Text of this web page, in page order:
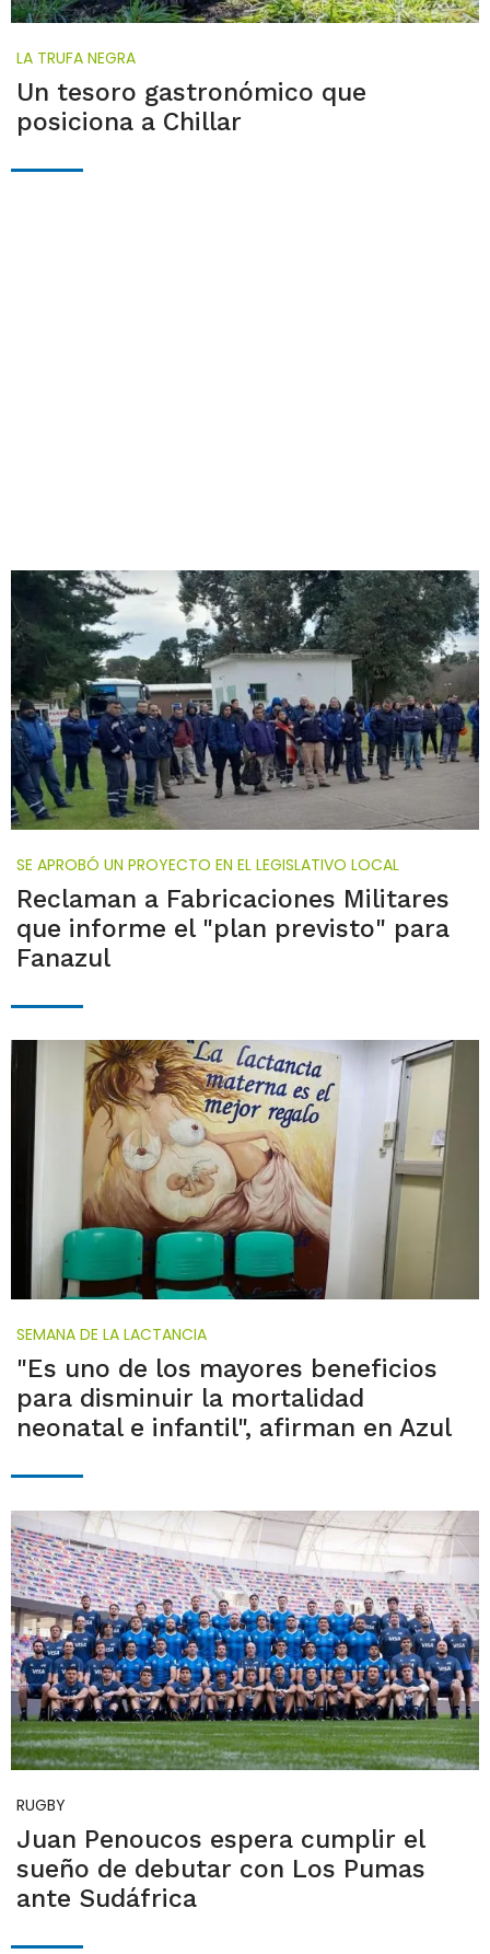
LA TRUFA NEGRA
Un tesoro gastronómico que
posiciona a Chillar
SE APROBÓ UN PROYECTO EN EL LEGISLATIVO LOCAL
Reclaman a Fabricaciones Militares
que informe el "plan previsto" para
Fanazul
SEMANA DE LA LACTANCIA
"Es uno de los mayores beneficios
para disminuir la mortalidad
neonatal e infantil", afirman en Azul
RUGBY
Juan Penoucos espera cumplir el
sueño de debutar con Los Pumas
ante Sudáfrica